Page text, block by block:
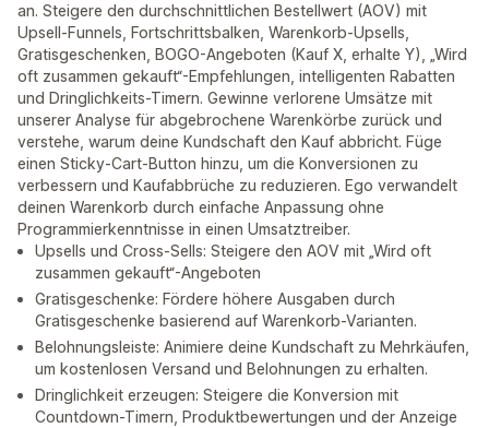
an. Steigere den durchschnittlichen Bestellwert (AOV) mit
Upsell-Funnels, Fortschrittsbalken, Warenkorb-Upsells,
Gratisgeschenken, BOGO-Angeboten (Kauf X, erhalte Y), „Wird
oft zusammen gekauft“-Empfehlungen, intelligenten Rabatten
und Dringlichkeits-Timern. Gewinne verlorene Umsätze mit
unserer Analyse für abgebrochene Warenkörbe zurück und
verstehe, warum deine Kundschaft den Kauf abbricht. Füge
einen Sticky-Cart-Button hinzu, um die Konversionen zu
verbessern und Kaufabbrüche zu reduzieren. Ego verwandelt
deinen Warenkorb durch einfache Anpassung ohne
Programmierkenntnisse in einen Umsatztreiber.
Upsells und Cross-Sells: Steigere den AOV mit „Wird oft
zusammen gekauft“-Angeboten
Gratisgeschenke: Fördere höhere Ausgaben durch
Gratisgeschenke basierend auf Warenkorb-Varianten.
Belohnungsleiste: Animiere deine Kundschaft zu Mehrkäufen,
um kostenlosen Versand und Belohnungen zu erhalten.
Dringlichkeit erzeugen: Steigere die Konversion mit
Countdown-Timern, Produktbewertungen und der Anzeige